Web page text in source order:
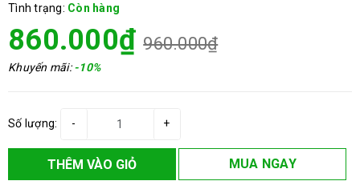
Tình trạng: Còn hàng
860.000₫ 960.000₫
Khuyến mãi:-10%
Số lượng: +
-
THÊM VÀO GIỎ MUA NGAY